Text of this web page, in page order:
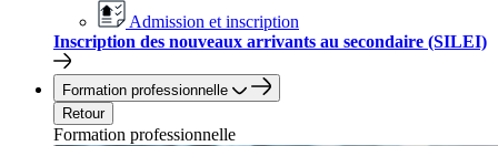
Admission et inscription
Inscription des nouveaux arrivants au secondaire (SILEI)
Formation professionnelle
Retour
Formation professionnelle